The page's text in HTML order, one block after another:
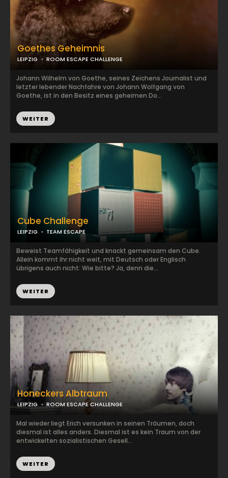
Cube Challenge
LEIPZIG TEAM ESCAPE
Beweist Teamfähigkeit und knackt gemeinsam den Cube.
Allein kommt ihr nicht weit, mit Deutsch oder Englisch
übrigens auch nicht: Wie bitte? Ja, denn die...
WEITER
Goethes Geheimnis
LEIPZIG ROOM ESCAPE CHALLENGE
Johann Wilhelm von Goethe, seines Zeichens Journalist und
letzter lebender Nachfahre von Johann Wolfgang von
Goethe, ist in den Besitz eines geheimen Do...
WEITER
Honeckers Albtraum
LEIPZIG ROOM ESCAPE CHALLENGE
Mal wieder liegt Erich versunken in seinen Träumen, doch
diesmal ist alles anders. Diesmal ist es kein Traum von der
entwickelten sozialistischen Gesell...
WEITER